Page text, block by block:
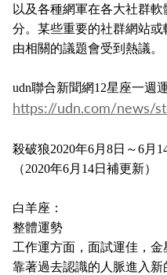
以及各種網軍在各大社群
分。某些重要的社群網站
由相關的議題會受到熱議。
udn聯合新聞網12星座一週
https://udn.com/news/
殺破狼2020年6月 8日～6月
（2020年6月14日補更新）
白羊座：
整體運勢
工作運方面，面試運佳，
靠著過去認識的人脈進入